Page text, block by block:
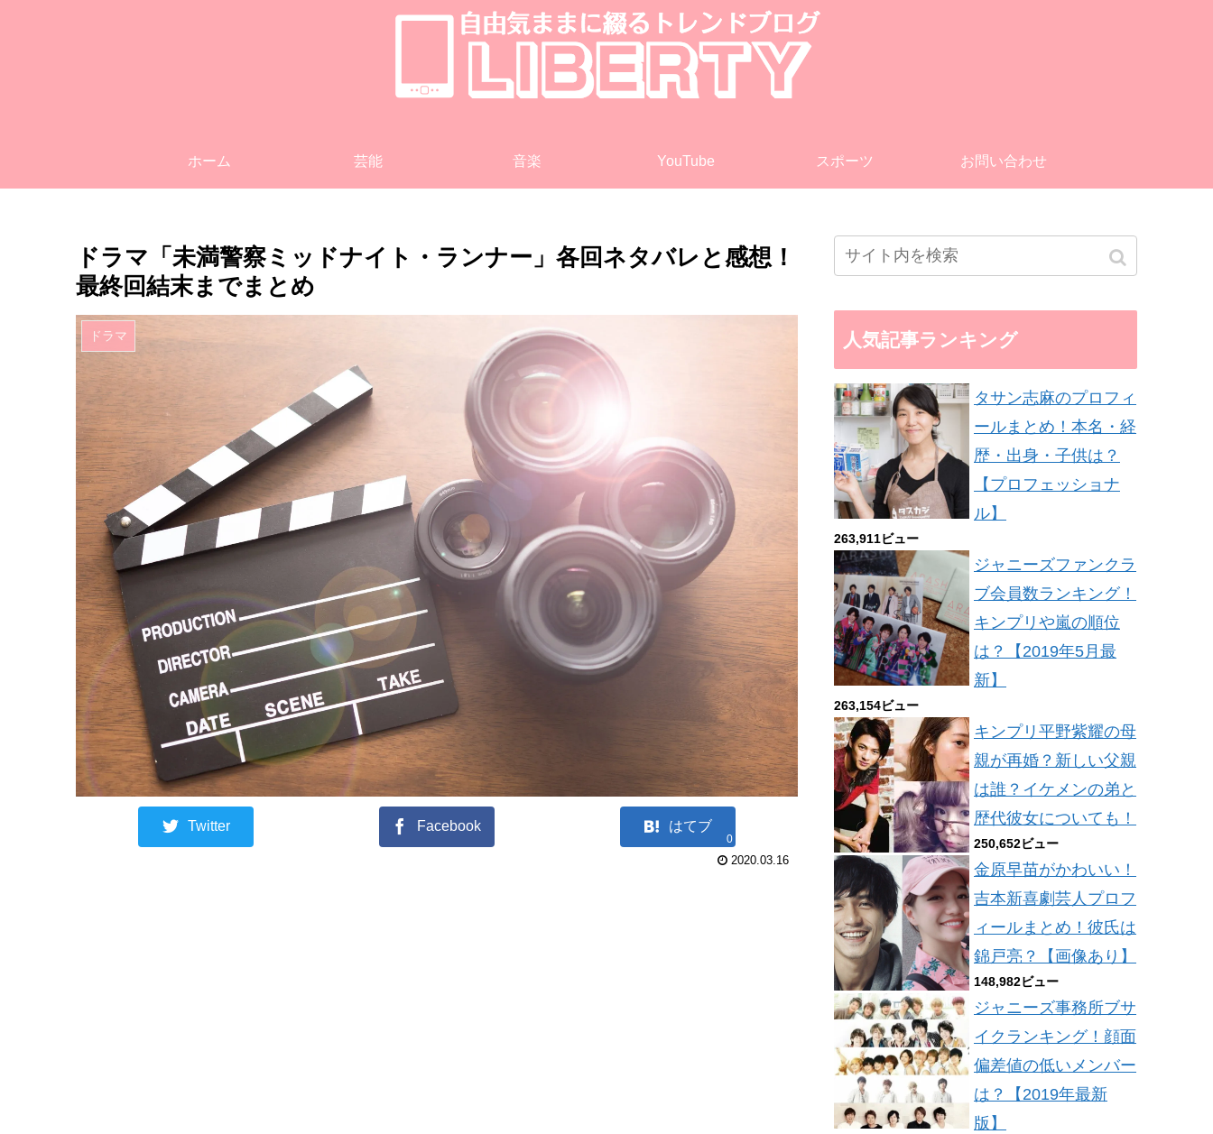
ホーム 芸能 音楽 YouTube スポーツ お問い合わせ
ドラマ「未満警察ミッドナイト・ランナー」各回ネタバレと感想！
最終回結末までまとめ
ドラマ
Twitter Facebook はてブ
0
2020.03.16
人気記事ランキング
タサン志麻のプロフィ
ールまとめ！本名・経
歴・出身・子供は？
【プロフェッショナ
ル】
263,911ビュー
ジャニーズファンクラ
ブ会員数ランキング！
キンプリや嵐の順位
は？【2019年5月最
新】
263,154ビュー
キンプリ平野紫耀の母
親が再婚？新しい父親
は誰？イケメンの弟と
歴代彼女についても！
250,652ビュー
金原早苗がかわいい！
吉本新喜劇芸人プロフ
ィールまとめ！彼氏は
錦戸亮？【画像あり】
148,982ビュー
ジャニーズ事務所ブサ
イクランキング！顔面
偏差値の低いメンバー
は？【2019年最新
版】